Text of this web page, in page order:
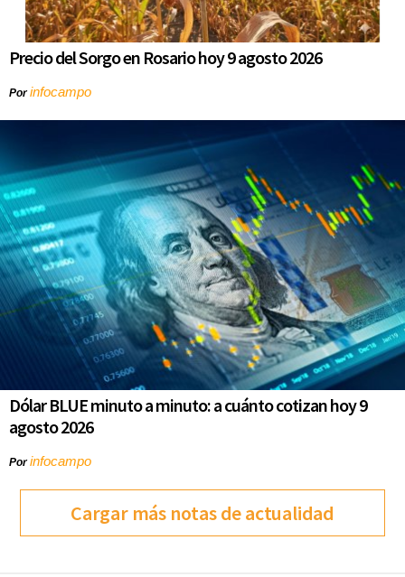
Precio del Sorgo en Rosario hoy 9 agosto 2026
Porinfocampo
Dólar BLUE minuto a minuto: a cuánto cotizan hoy 9
agosto 2026
Porinfocampo
Cargar más notas de actualidad